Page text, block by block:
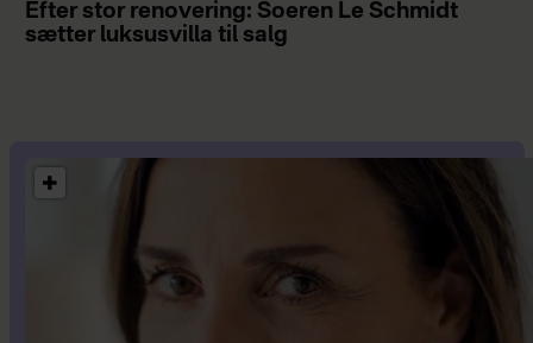
Efter stor renovering: Soeren Le Schmidt
sætter luksusvilla til salg